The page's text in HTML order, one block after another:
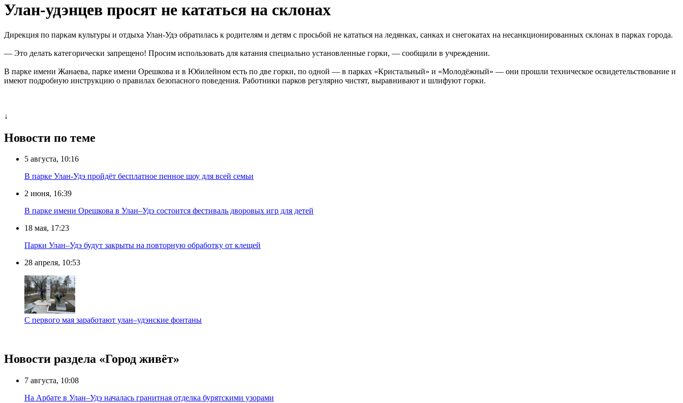
Улан-удэнцев просят не кататься на склонах
Дирекция по паркам культуры и отдыха Улан-Удэ обратилась к родителям и детям с просьбой не кататься на ледянках, санках и снегокатах на несанкционированных склонах в парках города.
— Это делать категорически запрещено! Просим использовать для катания специально установленные горки, — сообщили в учреждении.
В парке имени Жанаева, парке имени Орешкова и в Юбилейном есть по две горки, по одной — в парках «Кристальный» и «Молодёжный» — они прошли техническое освидетельствование и
имеют подробную инструкцию о правилах безопасного поведения. Работники парков регулярно чистят, выравнивают и шлифуют горки.
↓
Новости по теме
5 августа, 10:16
В парке Улан-Удэ пройдёт бесплатное пенное шоу для всей семьи
2 июня, 16:39
В парке имени Орешкова в Улан–Удэ состоится фестиваль дворовых игр для детей
18 мая, 17:23
Парки Улан–Удэ будут закрыты на повторную обработку от клещей
28 апреля, 10:53
С первого мая заработают улан–удэнские фонтаны
Новости раздела «Город живёт»
7 августа, 10:08
На Арбате в Улан–Удэ началась гранитная отделка бурятскими узорами